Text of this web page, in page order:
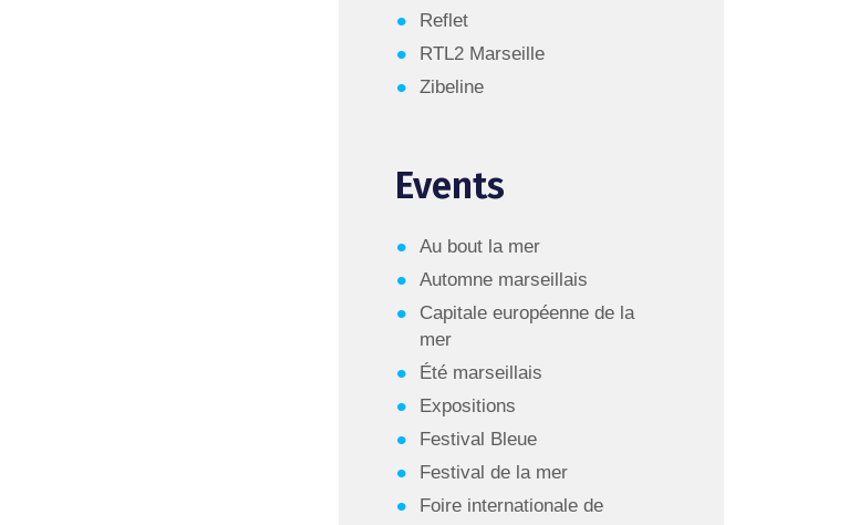
Reflet
RTL2 Marseille
Zibeline
Events
Au bout la mer
Automne marseillais
Capitale européenne de la
mer
Été marseillais
Expositions
Festival Bleue
Festival de la mer
Foire internationale de